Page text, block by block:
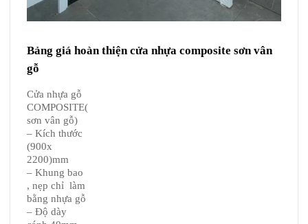
Bảng giá hoàn thiện cửa nhựa composite sơn vân
gỗ
Cửa nhựa gỗ
COMPOSITE(
sơn vân gỗ)
– Kích thước
(900x
2200)mm
– Khung bao
, nẹp chỉ làm
bằng nhựa gỗ
– Độ dày